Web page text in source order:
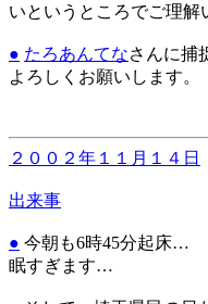
いというところでご理解
● たろあんてなさんに捕
よろしくお願いします。
２００２年１１月１４日
出来事
● 今朝も6時45分起床…
眠すぎます…